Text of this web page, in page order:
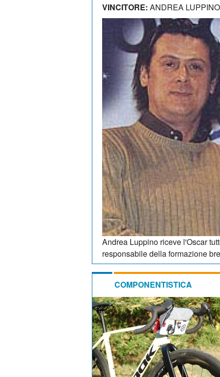
VINCITORE: ANDREA LUPPINO
Andrea Luppino riceve l'Oscar
responsabile della formazione
COMPONENTISTICA